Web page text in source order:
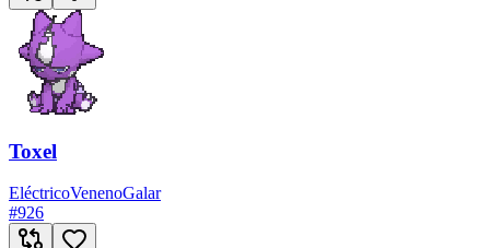
Toxel
EléctricoVenenoGalar
#926